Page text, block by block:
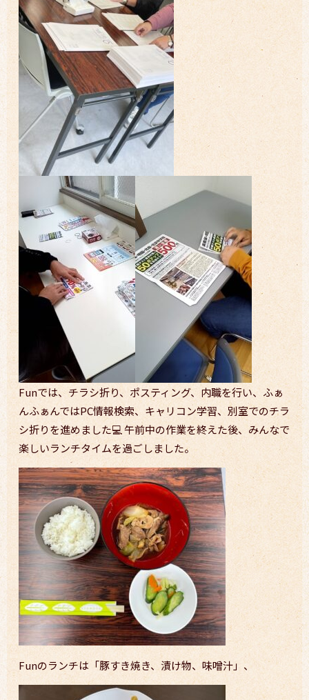
Funでは、チラシ折り、ポスティング、内職を行い、ふぁ
んふぁんではPC情報検索、キャリコン学習、別室でのチラ
シ折りを進めました💻 午前中の作業を終えた後、みんなで
楽しいランチタイムを過ごしました。
Funのランチは「豚すき焼き、漬け物、味噌汁」、